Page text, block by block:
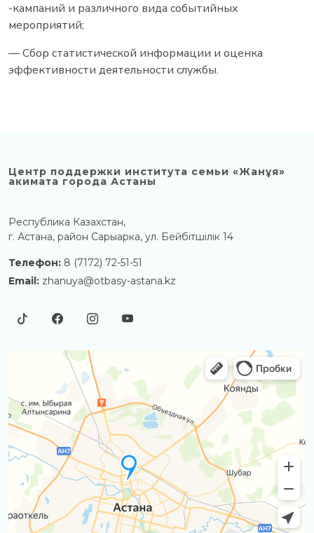
-кампаний и различного вида событийных
мероприятий;
— Сбор статистической информации и оценка
эффективности деятельности службы.
Центр поддержки института семьи «Жанұя»
акимата города Астаны
Республика Казахстан,
г. Астана, район Сарыарка, ул. Бейбітшілік 14
Телефон: 8 (7172) 72-51-51
Email: zhanuya@otbasy-astana.kz